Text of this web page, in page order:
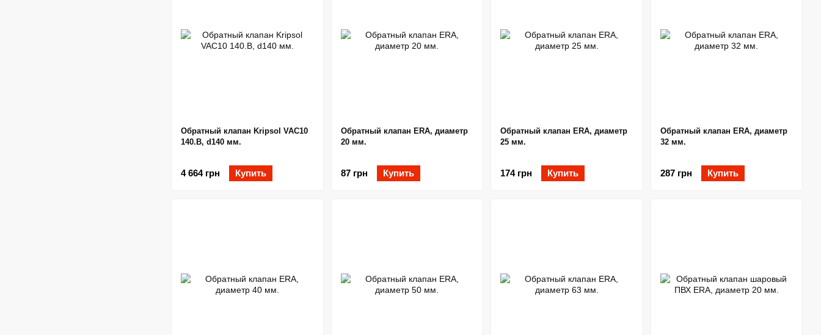
Обратный клапан Kripsol VAC10
140.B, d140 мм.
4 664 грн Купить
Обратный клапан ERA, диаметр
20 мм.
87 грн Купить
Обратный клапан ERA, диаметр
25 мм.
174 грн Купить
Обратный клапан ERA, диаметр
32 мм.
287 грн Купить